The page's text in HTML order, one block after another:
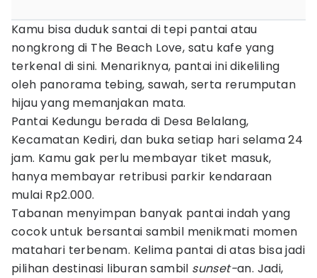
Kamu bisa duduk santai di tepi pantai atau
nongkrong di The Beach Love, satu kafe yang
terkenal di sini. Menariknya, pantai ini dikeliling
oleh panorama tebing, sawah, serta rerumputan
hijau yang memanjakan mata.
Pantai Kedungu berada di Desa Belalang,
Kecamatan Kediri, dan buka setiap hari selama 24
jam. Kamu gak perlu membayar tiket masuk,
hanya membayar retribusi parkir kendaraan
mulai Rp2.000.
Tabanan menyimpan banyak pantai indah yang
cocok untuk bersantai sambil menikmati momen
matahari terbenam. Kelima pantai di atas bisa jadi
pilihan destinasi liburan sambil sunset-an. Jadi,